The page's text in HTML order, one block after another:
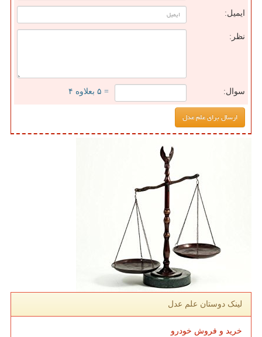
ایمیل:
نظر:
سوال: = ۵ بعلاوه ۴
لینک دوستان علم عدل
خرید و فروش خودرو